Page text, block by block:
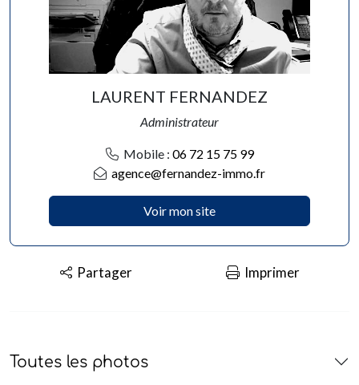
LAURENT FERNANDEZ
Administrateur
Mobile : 06 72 15 75 99
agence@fernandez-immo.fr
Voir mon site
Partager Imprimer
Toutes les photos